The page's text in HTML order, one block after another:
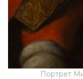
Портрет